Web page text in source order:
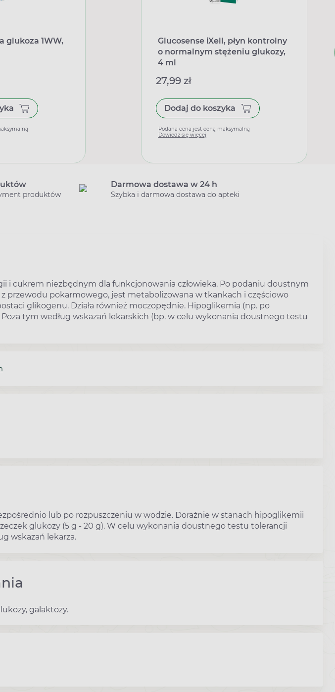
glukoza 1WW,
Glucosense iXell, płyn kontrolny
o normalnym stężeniu glukozy,
4 ml
27,99 zł
Dodaj do koszyka
Podana cena jest ceną maksymalną
Dowiedz się więcej
produktów
Darmowa dostawa w 24 h
Szybka i darmowa dostawa do apteki
i cukrem niezbędnym dla funkcjonowania człowieka. Po podaniu doustnym
z przewodu pokarmowego, jest metabolizowana w tkankach i częściowo
glikogenu. Działa również moczopędnie. Hipoglikemia (np. po
tym według wskazań lekarskich (bp. w celu wykonania doustnego testu
lub po rozpuszczeniu w wodzie. Doraźnie w stanach hipoglikemii
glukozy (5 g - 20 g). W celu wykonania doustnego testu tolerancji
wskazań lekarza.
galaktozy.